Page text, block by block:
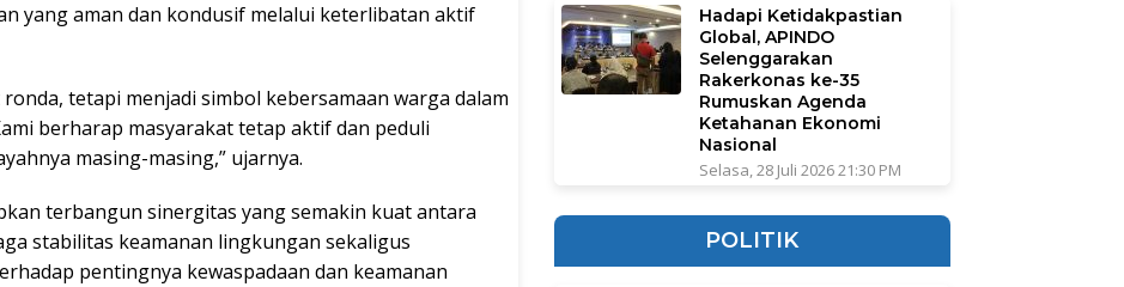
yang aman dan kondusif melalui keterlibatan aktif
tetapi menjadi simbol kebersamaan warga dalam
berharap masyarakat tetap aktif dan peduli
masing-masing,” ujarnya.
terbangun sinergitas yang semakin kuat antara
stabilitas keamanan lingkungan sekaligus
pentingnya kewaspadaan dan keamanan
Hadapi Ketidakpastian
Global, APINDO
Selenggarakan
Rakerkonas ke-35
Rumuskan Agenda
Ketahanan Ekonomi
Nasional
Selasa, 28 Juli 2026 21:30 PM
POLITIK